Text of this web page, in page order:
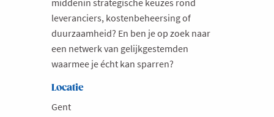
middenin strategische keuzes rond
leveranciers, kostenbeheersing of
duurzaamheid? En ben je op zoek naar
een netwerk van gelijkgestemden
waarmee je écht kan sparren?
Locatie
Gent
Milieu
Mobiliteit
Netwerking
Onderwijs
Opvolging en Overname